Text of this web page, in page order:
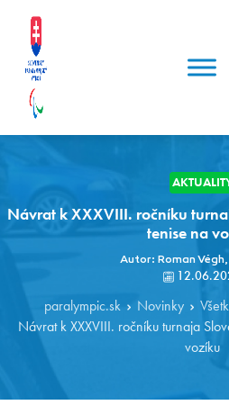
Návrat k XXXVIII. ročníku
tenise na
Autor: Roman
paralympic.sk Novinky
Návrat k XXXVIII. ročníku turnaja
vozíku